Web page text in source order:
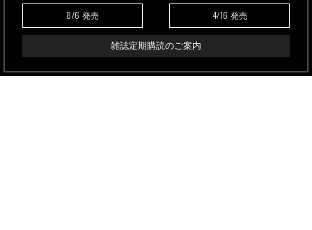
8/6 発売 4/16 発売
雑誌定期購読のご案内